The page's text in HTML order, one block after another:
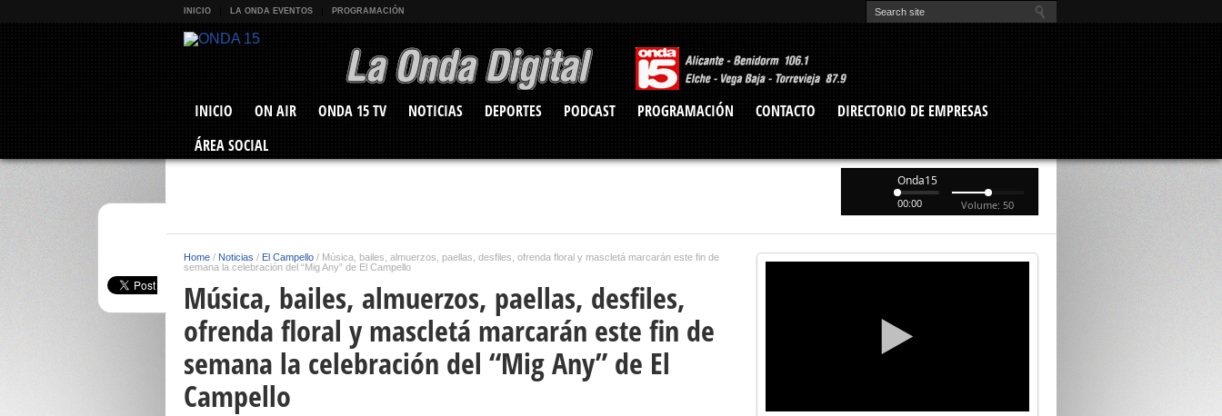
INICIO LA ONDA EVENTOS PROGRAMACIÓN
INICIO ON AIR ONDA 15 TV NOTICIAS DEPORTES PODCAST PROGRAMACIÓN CONTACTO
DIRECTORIO DE EMPRESAS
ÁREA SOCIAL
Onda15
00:00 Volume: 50
Home / Noticias / El Campello / Música, bailes, almuerzos, paellas, desfiles, ofrenda floral y mascletá marcarán este fin de
semana la celebración del “Mig Any” de El Campello
Música, bailes, almuerzos, paellas, desfiles,
ofrenda floral y mascletá marcarán este fin de
semana la celebración del “Mig Any” de El
Campello